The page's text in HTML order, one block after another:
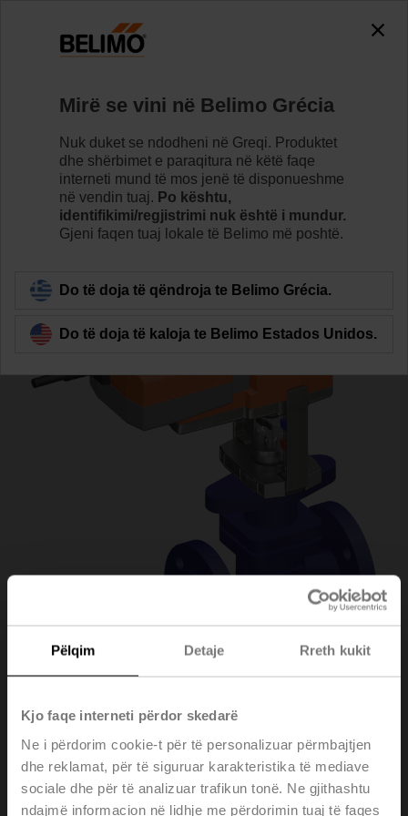
Pëlqim Detaje Rreth kukit
Kjo faqe interneti përdor skedarë
Ne i përdorim cookie-t për të personalizuar përmbajtjen
dhe reklamat, për të siguruar karakteristika të mediave
sociale dhe për të analizuar trafikun tonë. Ne gjithashtu
ndajmë informacion në lidhje me përdorimin tuaj të faqes
H6050X25-S2+NVK230A-3
Learn more
Back to product category
H6050X25-
S2+NVK230A-3
Mirë se vini në Belimo Grécia
Nuk duket se ndodheni në Greqi. Produktet
dhe shërbimet e paraqitura në këtë faqe
interneti mund të mos jenë të disponueshme
në vendin tuaj. Po kështu,
identifikimi/regjistrimi nuk është i mundur.
Gjeni faqen tuaj lokale të Belimo më poshtë.
Do të doja të qëndroja te Belimo Grécia.
Do të doja të kaloja te Belimo Estados Unidos.